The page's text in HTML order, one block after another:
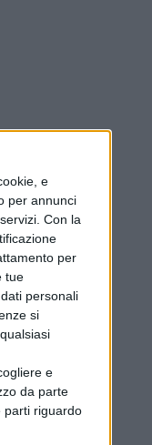
e
per annunci
Con la
per
tue
personali
si
e
da parte
parti riguardo